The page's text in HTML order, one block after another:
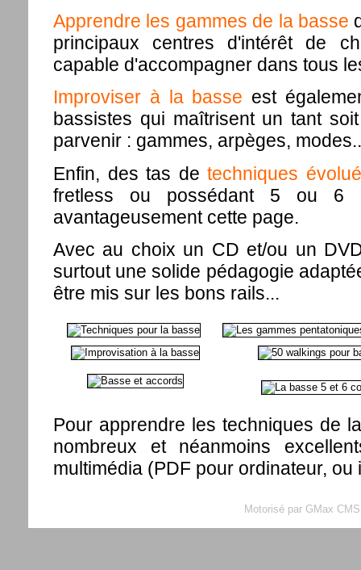
Apprendre les gammes de la basse
principaux centres d'intérêt de
capable d'accompagner dans tous
Improviser à la basse est
bassistes qui maîtrisent un tant
parvenir : gammes, arpèges,
Enfin, des tas detechniques
fretless ou possédant 5 ou 6
avantageusement cette page.
Avec au choix un CD et/ou un
surtout une solide pédagogie
être mis sur les bons rails...
Pour apprendre les techniques de
nombreux et néanmoins
multimédia (PDF pour ordinateur,
Motorisé par GMax